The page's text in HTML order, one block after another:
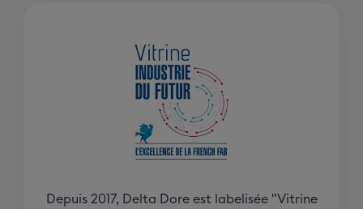
Depuis 2017, Delta Dore est labelisée "Vitrine